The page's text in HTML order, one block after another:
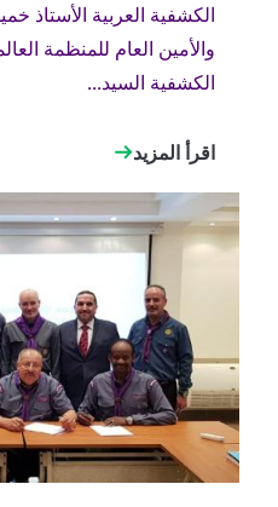
الكشفية العربية الأستاذ
والأمين العام للمنظمة
الكشفية السيد...
اقرأ المزيد